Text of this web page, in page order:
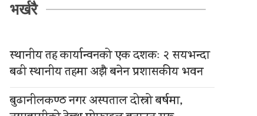
भर्खरै
स्थानीय तह कार्यान्वनको एक दशकः २ सयभन्दा
बढी स्थानीय तहमा अझै बनेन प्रशासकीय भवन
बुढानीलकण्ठ नगर अस्पताल दोस्रो बर्षमा,